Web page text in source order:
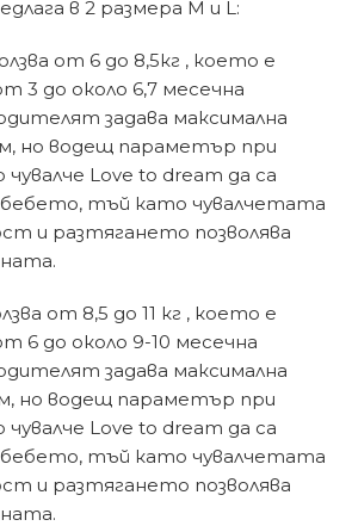
в 2 размера М и L:
от 6 до 8,5кг , което е
3 до около 6,7 месечна
задава максимална
но водещ параметър при
чувалче Love to dream да са
тъй като чувалчетата
и разтягането позволява
от 8,5 до 11 кг , което е
6 до около 9-10 месечна
задава максимална
но водещ параметър при
чувалче Love to dream да са
тъй като чувалчетата
и разтягането позволява